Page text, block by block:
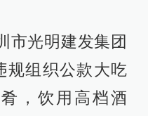
市光明建发集团
规组织公款大吃
，饮用高档酒